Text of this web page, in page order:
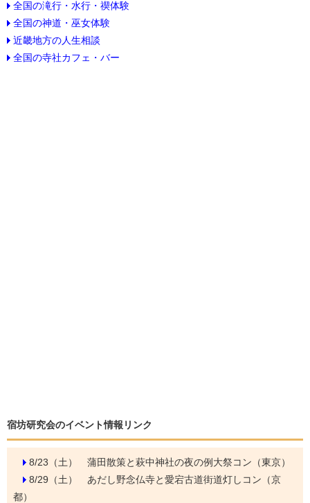
全国の滝行・水行・禊体験
全国の神道・巫女体験
近畿地方の人生相談
全国の寺社カフェ・バー
宿坊研究会のイベント情報リンク
8/23（土） 蒲田散策と萩中神社の夜の例大祭コン（東京）
8/29（土） あだし野念仏寺と愛宕古道街道灯しコン（京
都）